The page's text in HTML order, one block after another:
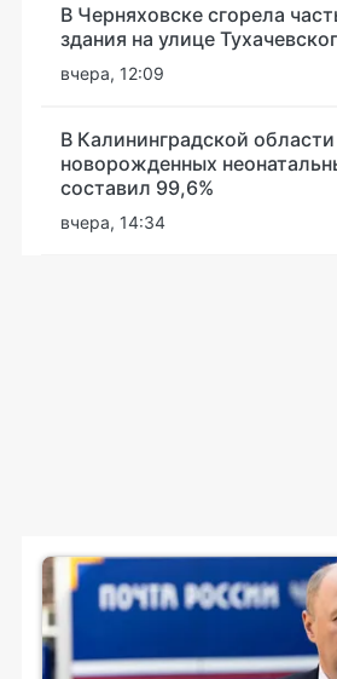
В Черняховске сгорела
здания на улице
вчера, 12:09
В Калининградской области
новорожденных
составил 99,6%
вчера, 14:34